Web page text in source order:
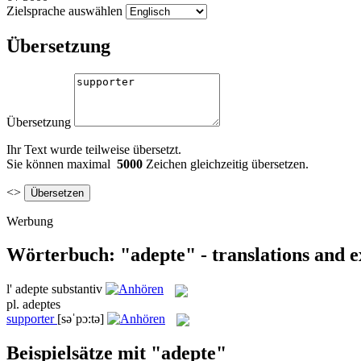
Zielsprache auswählen
Übersetzung
Übersetzung
Ihr Text wurde teilweise übersetzt.
Sie können maximal 5000 Zeichen gleichzeitig übersetzen.
<>
Werbung
Wörterbuch: "adepte" - translations and
l' adepte substantiv
pl. adeptes
supporter [səˈpɔ:tə]
Beispielsätze mit "adepte"